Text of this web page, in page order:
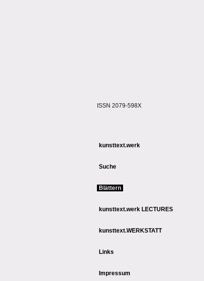
ISSN 2079-598X
kunsttext.werk
Suche
Blättern
kunsttext.werk LECTURES
kunsttext.WERKSTATT
Links
Impressum